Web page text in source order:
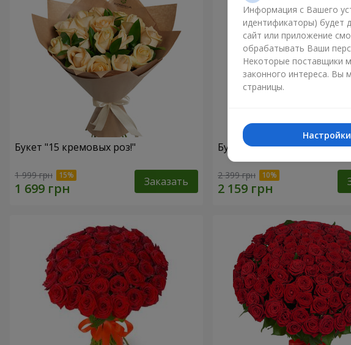
Букет "15 кремовых роз!"
1 999 грн Заказать
Букет "15 разноцветных
2 399 грн
Информация с Вашего
идентификаторы) будет
сайт или приложение
обрабатывать Ваши
Некоторые поставщики
законного интереса. Вы
страницы.
Настройки